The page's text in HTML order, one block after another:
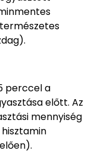
perccel a
előtt. Az
mennyiség